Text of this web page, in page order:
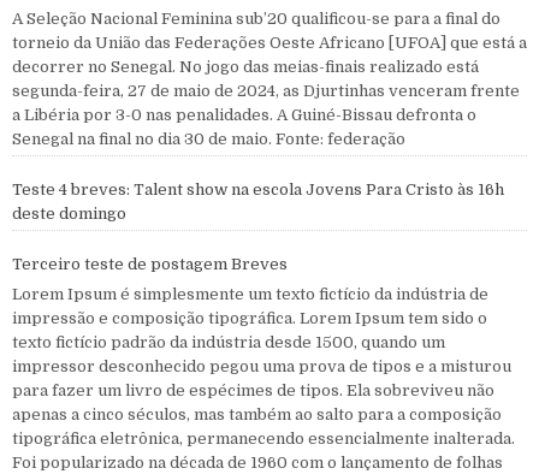
A Seleção Nacional Feminina sub’20 qualificou-se para a final do
torneio da União das Federações Oeste Africano [UFOA] que está a
decorrer no Senegal. No jogo das meias-finais realizado está
segunda-feira, 27 de maio de 2024, as Djurtinhas venceram frente
a Libéria por 3-0 nas penalidades. A Guiné-Bissau defronta o
Senegal na final no dia 30 de maio. Fonte: federação
Teste 4 breves: Talent show na escola Jovens Para Cristo às 16h
deste domingo
Terceiro teste de postagem Breves
Lorem Ipsum é simplesmente um texto fictício da indústria de
impressão e composição tipográfica. Lorem Ipsum tem sido o
texto fictício padrão da indústria desde 1500, quando um
impressor desconhecido pegou uma prova de tipos e a misturou
para fazer um livro de espécimes de tipos. Ela sobreviveu não
apenas a cinco séculos, mas também ao salto para a composição
tipográfica eletrônica, permanecendo essencialmente inalterada.
Foi popularizado na década de 1960 com o lançamento de folhas